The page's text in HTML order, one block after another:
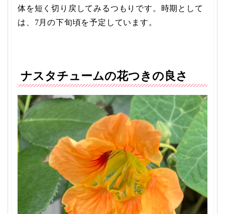
体を短く切り戻してみるつもりです。時期として
は、7月の下旬頃を予定しています。
ナスタチュームの花つきの良さ